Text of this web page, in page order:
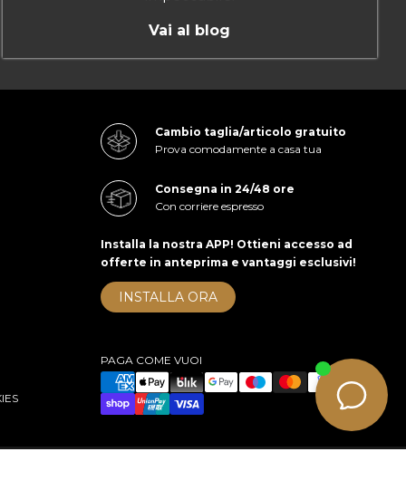
Vai al blog
Cambio taglia/articolo gratuito
Prova comodamente a casa tua
Consegna in 24/48 ore
Con corriere espresso
Installa la nostra APP! Ottieni accesso ad
offerte in anteprima e vantaggi esclusivi!
INSTALLA ORA
PAGA COME VUOI